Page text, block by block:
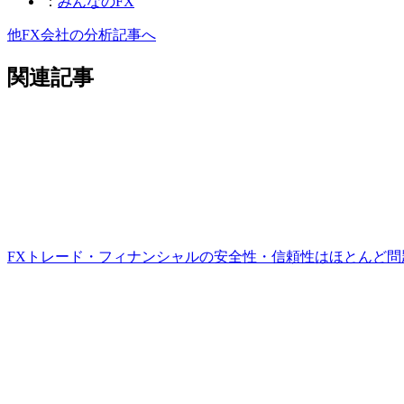
他FX会社の分析記事へ
関連記事
FXトレード・フィナンシャルの安全性・信頼性はほとんど